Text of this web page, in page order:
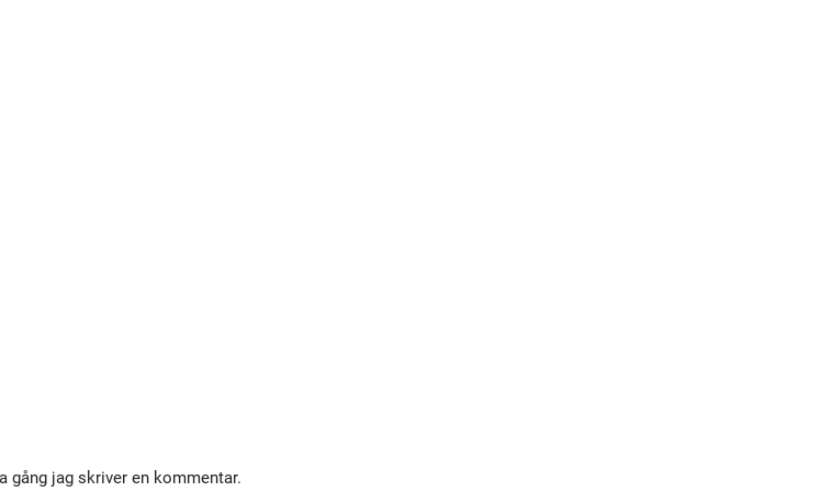
gång jag skriver en kommentar.